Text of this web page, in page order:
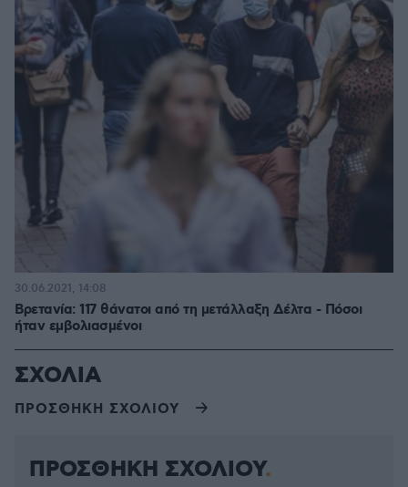
Βρετανία: 117 θάνατοι από τη μετάλλαξη Δέλτα - Πόσοι
ήταν εμβολιασμένοι
30.06.2021, 14:08
ΣΧΟΛΙΑ
ΠΡΟΣΘΗΚΗ ΣΧΟΛΙΟΥ
ΠΡΟΣΘΗΚΗ ΣΧΟΛΙΟΥ